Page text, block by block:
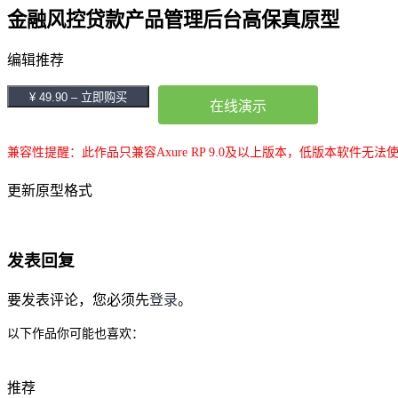
金融风控贷款产品管理后台高保真原型
编辑推荐
¥ 49.90 – 立即购买
在线演示
兼容性提醒：此作品只兼容Axure RP 9.0及以上版本，低版本软件无法
更新原型格式
发表回复
要发表评论，您必须先登录。
以下作品你可能也喜欢：
推荐